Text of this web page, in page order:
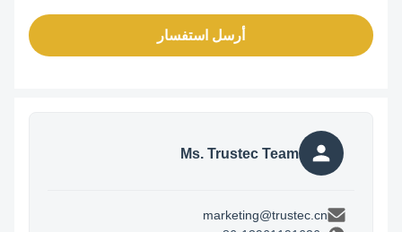
أرسل استفسار
Ms. Trustec Team
marketing@trustec.cn